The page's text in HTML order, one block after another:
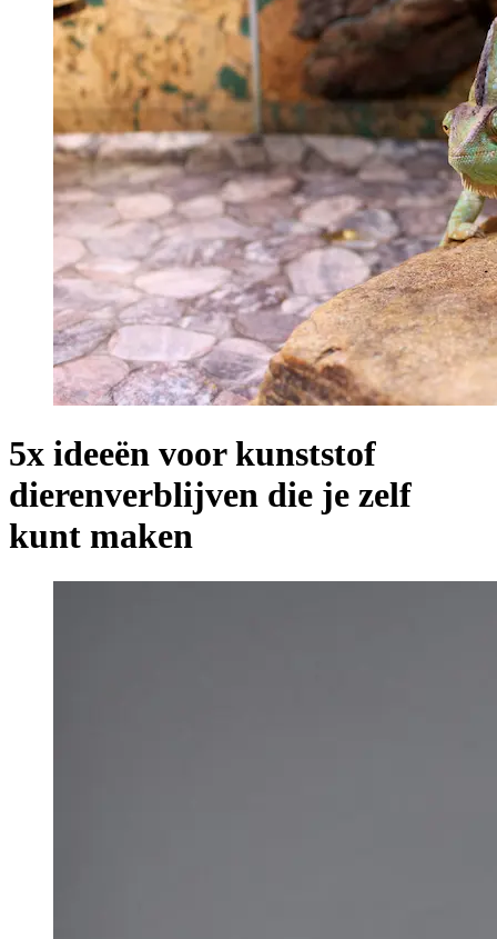
5x ideeën voor kunststof
dierenverblijven die je zelf
kunt maken